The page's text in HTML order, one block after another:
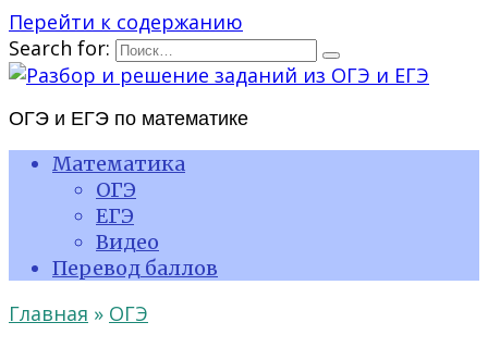
Перейти к содержанию
Search for:
ОГЭ и ЕГЭ по математике
Математика
ОГЭ
ЕГЭ
Видео
Перевод баллов
Главная » ОГЭ